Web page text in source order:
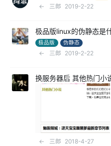
← 三郎 2019-2-22
极品版linux的伪静态是
极品版
伪静态
← 三郎 2019-2-22
换服务器后 其他热门小
← 三郎 2018-4-27